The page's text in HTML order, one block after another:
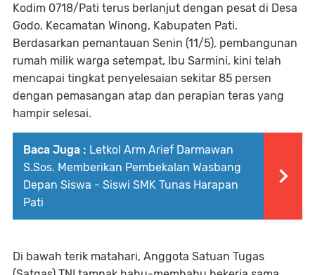
Kodim 0718/Pati terus berlanjut dengan pesat di Desa
Godo, Kecamatan Winong, Kabupaten Pati.
Berdasarkan pemantauan Senin (11/5), pembangunan
rumah milik warga setempat, Ibu Sarmini, kini telah
mencapai tingkat penyelesaian sekitar 85 persen
dengan pemasangan atap dan perapian teras yang
hampir selesai.
Baca Juga : Letkol Arm Arief Darmawan
S.Sos. Memberikan Pembekalan Wasbang
Depan Siswa - Siswi SMK Tunas Harapan
Pati
Di bawah terik matahari, Anggota Satuan Tugas